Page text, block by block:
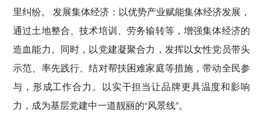
里纠纷。 发展集体经济：以优势产业赋能集体经济发展，
通过土地整合、技术培训、劳务输转等，增强集体经济的
造血能力。同时，以党建凝聚合力，发挥以女性党员带头
示范、率先践行、结对帮扶困难家庭等措施，带动全民参
与，形成工作合力。以实干担当让品牌更具温度和影响
力，成为基层党建中一道靓丽的“风景线”。